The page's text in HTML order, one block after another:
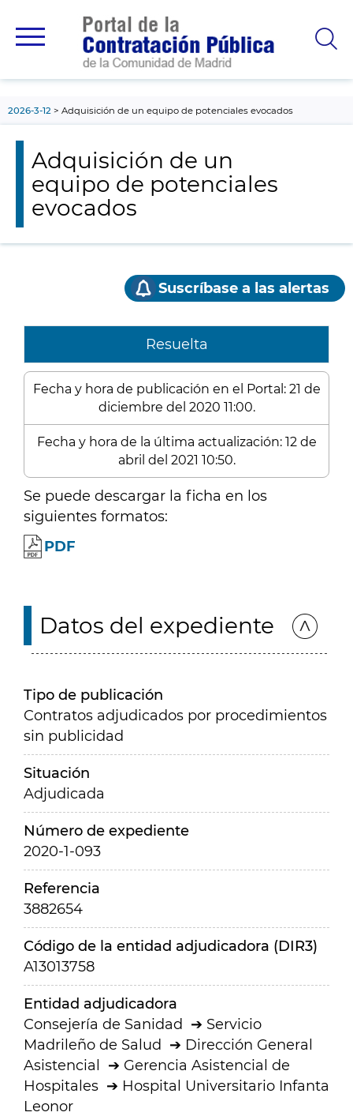
principal
2026-3-12 Adquisición de un equipo de potenciales evocados
Adquisición de un
equipo de potenciales
evocados
Suscríbase a las alertas
Resuelta
Fecha y hora de publicación en el Portal: 21 de
diciembre del 2020 11:00.
Fecha y hora de la última actualización: 12 de
abril del 2021 10:50.
Se puede descargar la ficha en los
siguientes formatos:
PDF
Datos del expediente
Tipo de publicación
Contratos adjudicados por procedimientos
sin publicidad
Situación
Adjudicada
Número de expediente
2020-1-093
Referencia
3882654
Código de la entidad adjudicadora (DIR3)
A13013758
Entidad adjudicadora
Consejería de Sanidad
Servicio
Madrileño de Salud
Dirección General
Asistencial
Gerencia Asistencial de
Hospitales
Hospital Universitario Infanta
Leonor